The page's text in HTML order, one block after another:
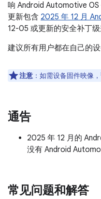
响 Android Automotive
更新包含 2025 年 12 月
12-05 或更新的安全补丁
建议所有用户都在自己的设
注意 ：如需设备固件映像
通告
2025 年 12 月的
没有 Android
常见问题和解答